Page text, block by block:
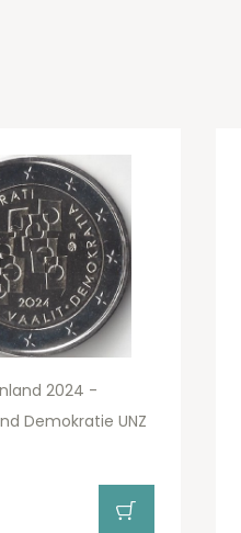
2024 -
Demokratie UNZ